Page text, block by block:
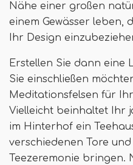
Nähe einer großen
einem Gewässer leben,
Ihr Design
Erstellen Sie dann eine
Sie einschließen
Meditationsfelsen für
Vielleicht beinhaltet Ihr
im Hinterhof ein
verschiedenen Tore
Teezeremonie bringen.